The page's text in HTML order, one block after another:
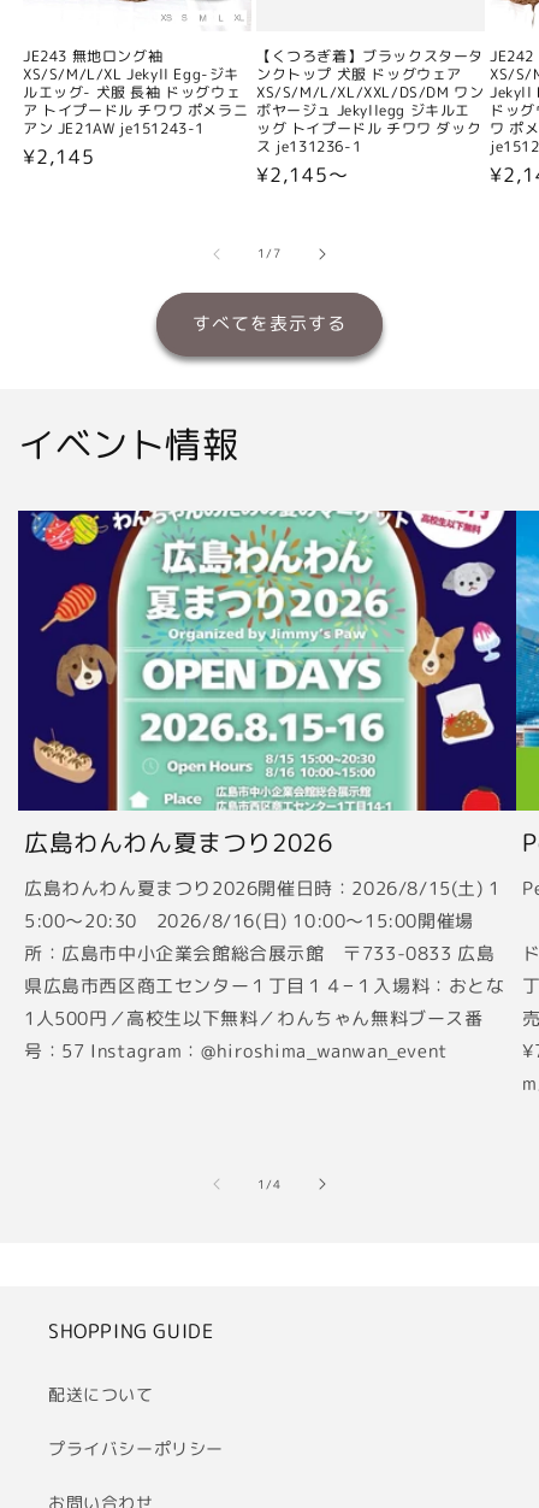
JE243 無地ロング袖
XS/S/M/L/XL Jekyll Egg-ジキ
ルエッグ- 犬服 長袖 ドッグウェ
ア トイプードル チワワ ポメラニ
アン JE21AW je151243-1
通
¥2,145
【くつろぎ着】ブラックスタータ
ンクトップ 犬服 ドッグウェア
XS/S/M/L/XL/XXL/DS/DM ワン
ボヤージュ Jekyllegg ジキルエ
ッグ トイプードル チワワ ダック
ス je131236-1
通
格
¥2,145〜
JE242
XS/S/
Jekyll
ドッ
ワ ポ
通
1/の
7
すべてを表示する
イベント情報
広島わんわん夏まつり2026
広島わんわん夏まつり2026開催日時：2026/8/15(土) 1
5:00〜20:30 2026/8/16(日) 10:00〜15:00開催場
所：広島市中小企業会館総合展示館 〒733-0833 広島
県広島市西区商工センター１丁目１４−１入場料：おとな
1人500円／高校生以下無料／わんちゃん無料ブース番
号：57 Instagram：@hiroshima_wanwan_event
1 /の
4
SHOPPING GUIDE
配送について
プライバシーポリシー
お問い合わせ